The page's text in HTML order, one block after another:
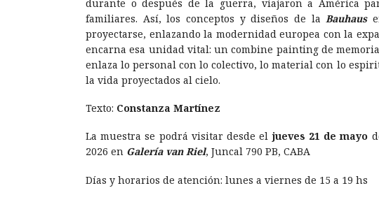
durante o después de la guerra, viajaron a América
familiares. Así, los conceptos y diseños de la Bauhaus
proyectarse, enlazando la modernidad europea con la
encarna esa unidad vital: un combine painting de
enlaza lo personal con lo colectivo, lo material con lo
la vida proyectados al cielo.
Texto: Constanza Martínez
La muestra se podrá visitar desde eljueves 21 de mayo
2026 en Galería van Riel, Juncal 790 PB, CABA
Días y horarios de atención: lunes a viernes de 15 a 19 hs